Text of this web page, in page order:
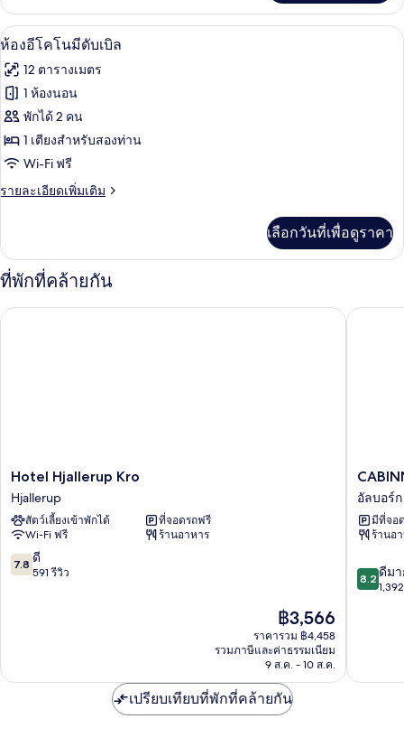
เกี่ยว
กับ
ห้อง
เปิด
ภาพถ่าย
ทั้งหมด
ของ
ห้อง
อี
โค
มี
ดับเบิล
ห้องอีโคโนมีดับเบิล | เครื่องนอนป้องกั
1
ห้องอีโคโนมีดับเบิล
12 ตารางเมตร
1 ห้องนอน
พักได้ 2 คน
1 เตียงสำหรับสองท่าน
Wi-Fi ฟรี
รายละเอียดเพิ่มเติม
ราย
เกี่ยว
กับ
ห้อง
โค
เลือกวันที่เพื่อดูราคา
ที่พักที่คล้ายกัน
Hotel
Hjallerup
Kro
Hjallerup
Hotel Hjallerup Kro
Hjallerup
สัตว์เลี้ยงเข้าพักได้
ที่จอดรถฟรี
Wi-Fi ฟรี
ร้านอาหาร
7.8
จาก
7.8 ดี
591 รีวิว
ราคา
ปัจจุบัน
คือ
฿3,566
฿3,566
ราคารวม ฿4,458
รวมภาษีและค่าธรรมเนียม
9 ส.ค. - 10 ส.ค.
Hotel Hjallerup Kro
CABINN
Aalborg
Hotel
อัล
บอร์ก
ทรุม
อัลบอร์
มีที่จอ
ร้านอ
8.2
จาก
8.2 ดีม
เปรียบเทียบที่พักที่คล้ายกัน